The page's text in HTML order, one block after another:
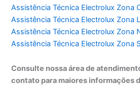
Assistência Técnica Electrolux Zona
Assistência Técnica Electrolux Zona
Assistência Técnica Electrolux Zona
Assistência Técnica Electrolux Zona
Consulte nossa área de
contato para maiores informações